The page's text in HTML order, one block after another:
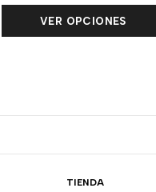
VER OPCIONES
TIENDA